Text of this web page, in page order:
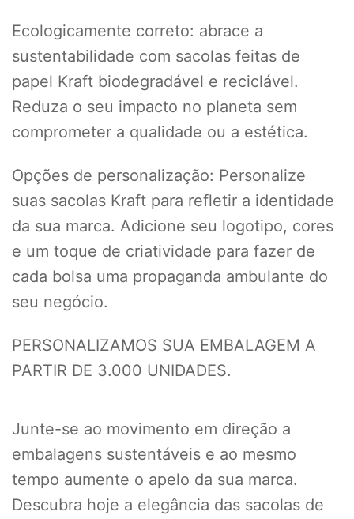
Ecologicamente correto: abrace a
sustentabilidade com sacolas feitas de
papel Kraft biodegradável e reciclável.
Reduza o seu impacto no planeta sem
comprometer a qualidade ou a estética.
Opções de personalização: Personalize
suas sacolas Kraft para refletir a identidade
da sua marca. Adicione seu logotipo, cores
e um toque de criatividade para fazer de
cada bolsa uma propaganda ambulante do
seu negócio.
PERSONALIZAMOS SUA EMBALAGEM A
PARTIR DE 3.000 UNIDADES.
Junte-se ao movimento em direção a
embalagens sustentáveis e ao mesmo
tempo aumente o apelo da sua marca.
Descubra hoje a elegância das sacolas de